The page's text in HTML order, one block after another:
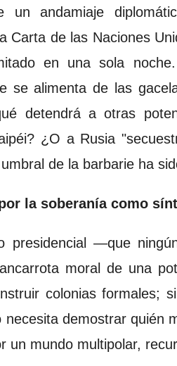
un andamiaje
Carta de las Naciones
en una sola
se alimenta de las
detendrá a otras
¿O a Rusia
de la barbarie ha
la soberanía como
presidencial —que
moral de una
colonias formales;
necesita demostrar quién
un mundo multipolar,